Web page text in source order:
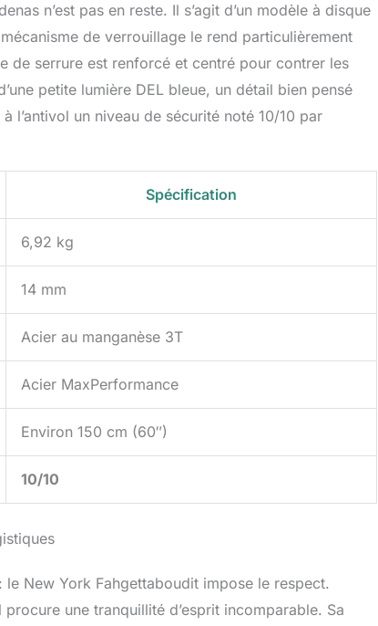
n’est pas en reste. Il s’agit d’un modèle à disque
de verrouillage le rend particulièrement
de serrure est renforcé et centré pour contrer les
petite lumière DEL bleue, un détail bien pensé
l’antivol un niveau de sécurité noté 10/10 par
Spécification
6,92 kg
14 mm
Acier au manganèse 3T
Acier MaxPerformance
Environ 150 cm (60″)
10/10
New York Fahgettaboudit impose le respect.
une tranquillité d’esprit incomparable. Sa